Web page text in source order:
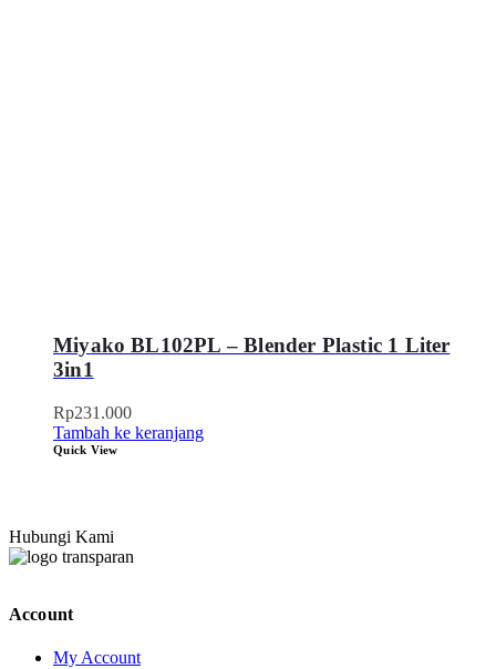
Miyako BL102PL – Blender Plastic 1 Liter
3in1
Rp231.000
Tambah ke keranjang
Quick View
Hubungi Kami
Account
My Account